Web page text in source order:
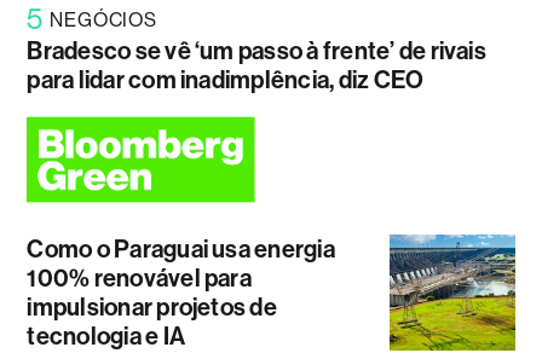
5 NEGÓCIOS
Bradesco se vê ‘um passo à frente’ de rivais
para lidar com inadimplência, diz CEO
Como o Paraguai usa energia
100% renovável para
impulsionar projetos de
tecnologia e IA